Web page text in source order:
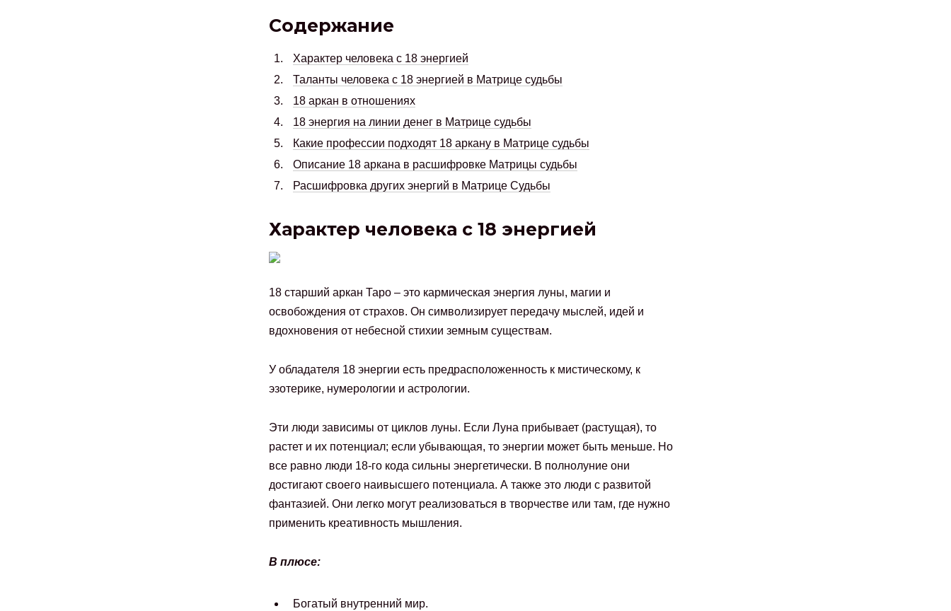
Содержание
Характер человека с 18 энергией
Таланты человека с 18 энергией в Матрице судьбы
18 аркан в отношениях
18 энергия на линии денег в Матрице судьбы
Какие профессии подходят 18 аркану в Матрице судьбы
Описание 18 аркана в расшифровке Матрицы судьбы
Расшифровка других энергий в Матрице Судьбы
Характер человека с 18 энергией
18 старший аркан Таро – это кармическая энергия луны, магии и
освобождения от страхов. Он символизирует передачу мыслей, идей и
вдохновения от небесной стихии земным существам.
У обладателя 18 энергии есть предрасположенность к мистическому, к
эзотерике, нумерологии и астрологии.
Эти люди зависимы от циклов луны. Если Луна прибывает (растущая), то
растет и их потенциал; если убывающая, то энергии может быть меньше. Но
все равно люди 18-го кода сильны энергетически. В полнолуние они
достигают своего наивысшего потенциала. А также это люди с развитой
фантазией. Они легко могут реализоваться в творчестве или там, где нужно
применить креативность мышления.
В плюсе:
Богатый внутренний мир.